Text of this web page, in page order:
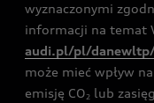
wyznaczonymi
informacji na temat
audi.pl/pl/
może mieć wpływ
emisję CO2 lub